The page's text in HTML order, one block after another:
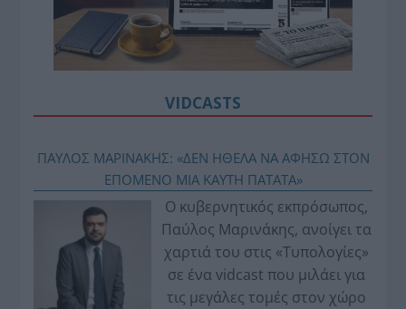
VIDCASTS
ΠΑΥΛΟΣ ΜΑΡΙΝΑΚΗΣ: «ΔΕΝ ΗΘΕΛΑ ΝΑ ΑΦΗΣΩ ΣΤΟΝ
ΕΠΟΜΕΝΟ ΜΙΑ ΚΑΥΤΗ ΠΑΤΑΤΑ»
Ο κυβερνητικός εκπρόσωπος,
Παύλος Μαρινάκης, ανοίγει τα
χαρτιά του στις «Τυπολογίες»
σε ένα vidcast που μιλάει για
τις μεγάλες τομές στον χώρο